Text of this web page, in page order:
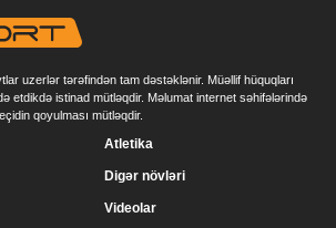
uzerlər tərəfindən tam dəstəklənir. Müəllif hüquqları
etdikdə istinad mütləqdir. Məlumat internet səhifələrində
qoyulması mütləqdir.
Atletika
Digər növləri
Videolar